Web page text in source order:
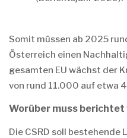
Somit müssen ab 2025
Österreich einen
gesamten EU wächst der
von rund 11.000 auf etwa
Worüber muss berichtet
Die CSRD soll bestehende